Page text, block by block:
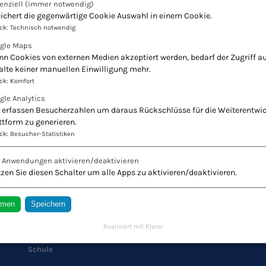
Naturheilkunde - Europäischer Verband
Innovation + Tradition = Zukunft
Schule
(immer notwendig)
die gegenwärtige Cookie Auswahl in einem Cookie.
: Technisch notwendig
Maps
Cookies von externen Medien akzeptiert werden, bedarf der Zugriff
keiner manuellen Einwilligung mehr.
: Komfort
Analytics
Besucherzahlen um daraus Rückschlüsse für die
zu generieren.
: Besucher-Statistiken
Anwendungen aktivieren/deaktivieren
Sie diesen Schalter um alle Apps zu aktivieren/deaktivieren.
Speichern
Realisiert mit Klaro!